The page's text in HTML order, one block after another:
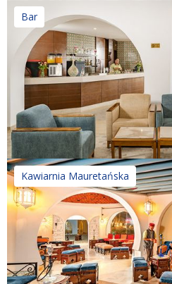
Bar
Kawiarnia Mauretańska